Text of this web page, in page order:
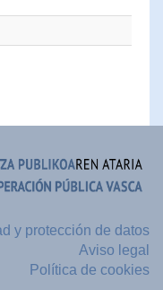
y protección de datos
Aviso legal
Política de cookies